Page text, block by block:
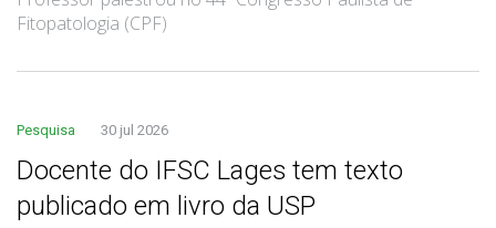
Fitopatologia (CPF)
Pesquisa 30 jul 2026
Docente do IFSC Lages tem texto
publicado em livro da USP